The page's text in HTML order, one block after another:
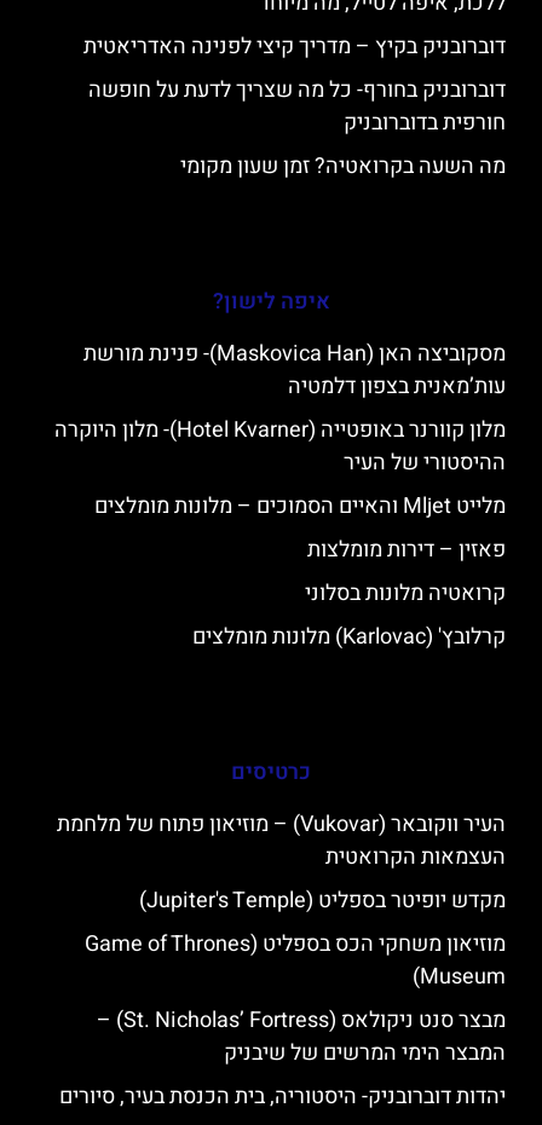
דוברובניק בקיץ – מדריך קיצי לפנינה האדריאטית
דוברובניק בחורף- כל מה שצריך לדעת על חופשה
חורפית בדוברובניק
מה השעה בקרואטיה? זמן שעון מקומי
איפה לישון?
מסקוביצה האן (Maskovica Han)- פנינת מורשת
עות’מאנית בצפון דלמטיה
מלון קוורנר באופטייה (Hotel Kvarner)- מלון היוקרה
ההיסטורי של העיר
מלייט Mljet והאיים הסמוכים – מלונות מומלצים
פאזין – דירות מומלצות
קרואטיה מלונות בסלוני
קרלובץ' (Karlovac) מלונות מומלצים
כרטיסים
העיר ווקובאר (Vukovar) – מוזיאון פתוח של מלחמת
העצמאות הקרואטית
מקדש יופיטר בספליט (Jupiter's Temple)
מוזיאון משחקי הכס בספליט (Game of Thrones
Museum)
מבצר סנט ניקולאס (St. Nicholas’ Fortress) –
המבצר הימי המרשים של שיבניק
יהדות דוברובניק- היסטוריה, בית הכנסת בעיר, סיורים